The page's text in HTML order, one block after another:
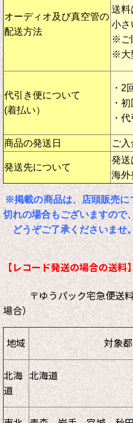
オーディオ及び真空管の
配送方法
送料
小さ
※ご
※大
代引き便について
(着払い）
・2
・
・
商品の発送日 ご
発送先について
発送
海外
※掲載の商品は、店頭販売に
切れの場合もございますので
どうぞご了承くださいませ
【レコード発送の場合の送料
〒ゆうパック宅急便送料
場合）
地域 対象
北海
道
北海道